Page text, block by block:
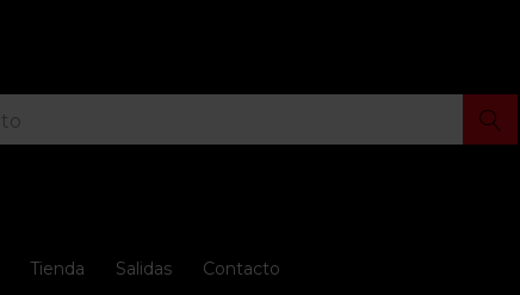
Tienda Salidas Contacto